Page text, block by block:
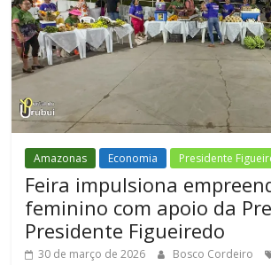
Amazonas Economia Presidente
Feira impulsiona
feminino com apoio da
Presidente Figueiredo
30 de março de 2026 Bosco Cordeiro